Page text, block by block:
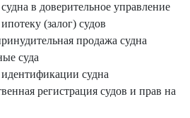
в доверительное управление
(залог) судов
продажа судна
суда
судна
регистрация судов и прав на